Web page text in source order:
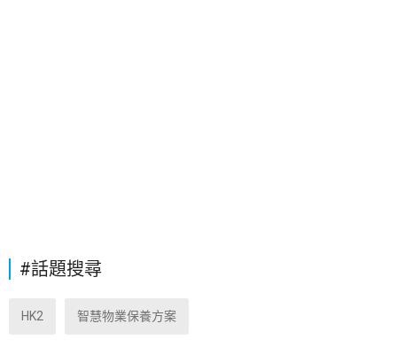
#話題搜尋
HK2 智慧物業保養方案